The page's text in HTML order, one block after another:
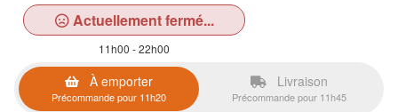
Actuellement fermé...
11h00 - 22h00
À emporter
Précommande pour 11h20
Livraison
Précommande pour 11h45